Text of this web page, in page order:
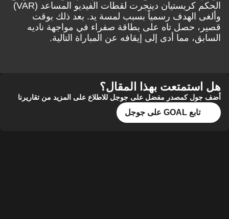
الحكم كريستيان دينجرت لقطات الفيديو المساعد (VAR)
وألغى الهدف رسمياً بسبب لمسة يد. بعد ذلك بوقت
قصير، حصل تاه على بطاقة صفراء في مواجهة ناديه
السابق، مما أدى إلى إيقافه عن المباراة التالية.
هل استمتعت بهذا المقال؟
أضف جول كمصدر مفضل على جوجل للاطلاع على المزيد من تقاريرنا
تابع GOAL على جوجل